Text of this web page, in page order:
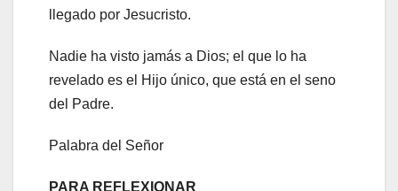
llegado por Jesucristo.
Nadie ha visto jamás a Dios; el que lo ha
revelado es el Hijo único, que está en el seno
del Padre.
Palabra del Señor
PARA REFLEXIONAR